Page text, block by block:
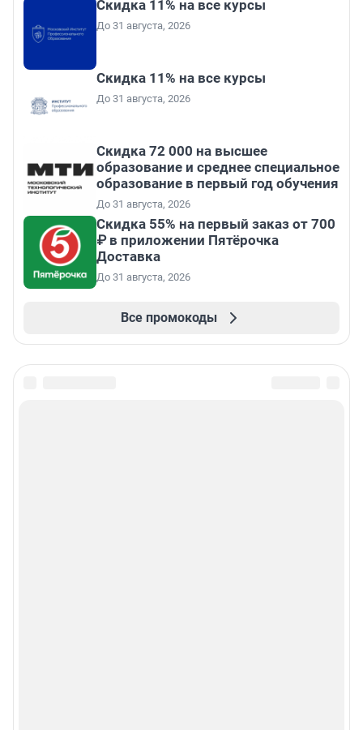
Скидка 11% на все курсы
До 31 августа, 2026
Скидка 11% на все курсы
До 31 августа, 2026
Скидка 72 000 на высшее
образование и среднее специальное
образование в первый год обучения
До 31 августа, 2026
Скидка 55% на первый заказ от 700
₽ в приложении Пятёрочка
Доставка
До 31 августа, 2026
Все промокоды